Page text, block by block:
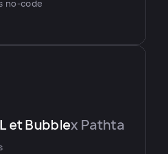
no-code
et Bubblex Pathta